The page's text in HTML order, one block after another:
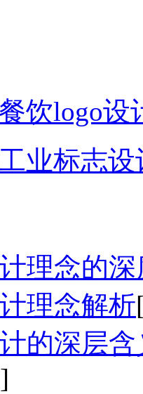
饮logo设
业标志
理念的
理念解析
的深层